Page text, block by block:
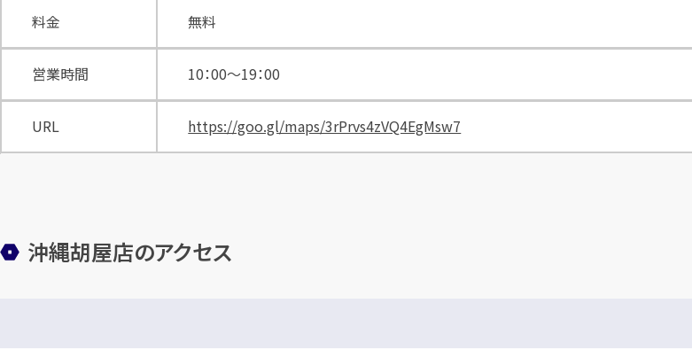
料金 無料
営業時間 10：00～19：00
URL https://goo.gl/maps/3rPrvs4zVQ4EgMsw7
沖縄胡屋店のアクセス